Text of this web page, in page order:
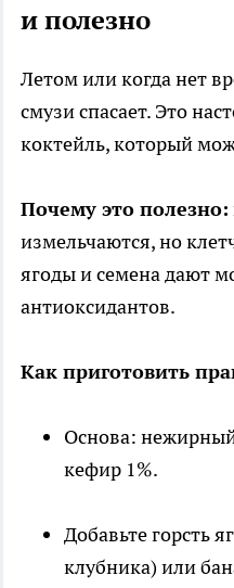
и полезно
Летом или когда нет
смузи спасает. Это
коктейль, который
Почему это полезно:
измельчаются, но
ягоды и семена дают
антиоксидантов.
Как приготовить
Основа:
кефир 1%.
Добавьте горсть
клубника) или